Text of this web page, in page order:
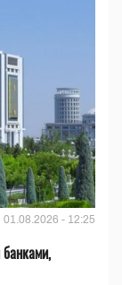
01.08.2026 - 12:25